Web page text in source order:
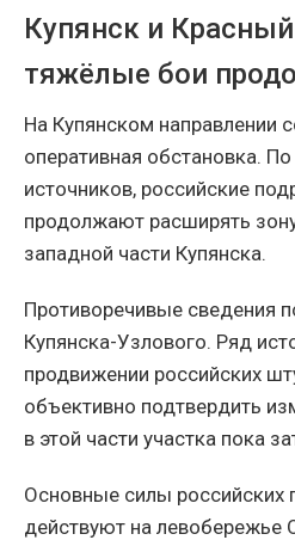
Купянск и
тяжёлые бои
На Купянском направлении
оперативная обстановка.
источников, российские
продолжают расширять
западной части Купянска.
Противоречивые сведения
Купянска-Узлового. Ряд
продвижении российских
объективно подтвердить
в этой части участка пока
Основные силы российских
действуют на левобережье